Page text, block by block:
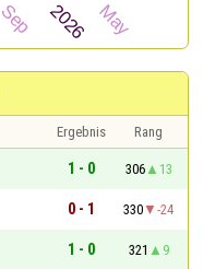
Ergebnis
Rang
1 - 0 306
13
0 - 1 330
-24
1 - 0 321
9